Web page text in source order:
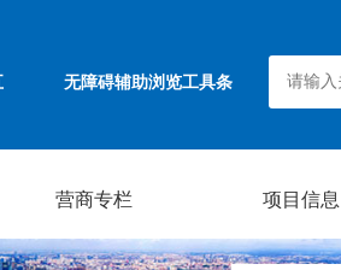
无障碍辅助浏览工具条
营商专栏 项目信息